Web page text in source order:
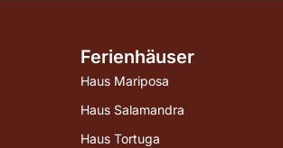
Ferienhäuser
Haus Mariposa
Haus Salamandra
Haus Tortuga